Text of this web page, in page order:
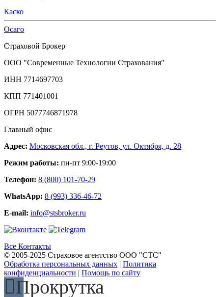
Каско
Осаго
Страховой Брокер
ООО "Современные Технологии Страхования"
ИНН 7714697703
КПП 771401001
ОГРН 5077746871978
Главный офис
Адрес: Московская обл., г. Реутов, ул. Октября, д. 28
Режим работы: пн-пт 9:00-19:00
Телефон: 8 (800) 101-70-29
WhatsApp: 8 (993) 336-46-72
E-mail: info@stsbroker.ru
Все Контакты
© 2005-2025 Страховое агентство ООО "СТС"
Обработка персональных данных
Политика
конфиденциальности
Помощь по сайту
Прокрутка